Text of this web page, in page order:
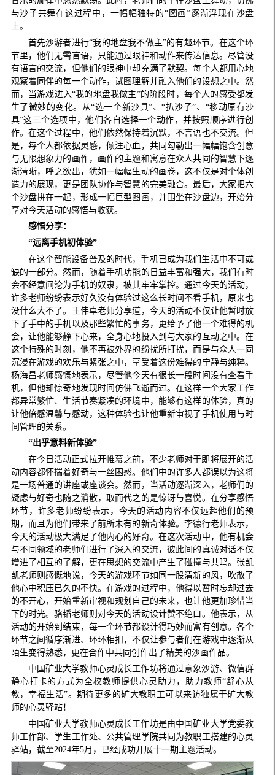
与沙子共舞在这过程中，一幅幅独特的“图画”逐渐浮现在沙盘
上。
首先沙游者进行“我的地盘我不做主”的有趣环节。在这个环
节里，他们无需言语，只能通过眼神和动作来传达信息。尽管没
有语言的交流，但他们的眼神中却充满了默契。每个人都用心地
观察着同伴的每一个动作，试图理解并融入他们的设想之中。然
而，当游戏进入“我的地盘我做主”的阶段时，每个人的感受都发
生了微妙的变化。从“选一个新沙具”、“扒沙子”、“移动原有沙
具”这三个选项中，他们各自选择一个动作，并按照顺序进行创
作。在这个过程中，他们依然保持着沉默，不言语也不交流。但
是，每个人都依据灵感，倾注心血，共同勾勒出一幅幅饱含创意
与无限想象力的画作，画作的主题和寓意在众人共同的智慧下逐
渐清晰，呼之欲出，犹如一幅幅生动的画卷，这不仅是对个体创
造力的展现，更是团队协作与智慧的完美融合。最后，大家把六
个沙盘拼在一起，形成一幅巨型图画，并围坐在沙盘边，开始分
享对今天活动的感悟与收获。
感悟分享：
“远离手机初体验”
在这个智能设备普及的时代，手机已成为我们生活中不可或
缺的一部分。然而，随着手机功能的日益丰富和强大，我们有时
会不经意间沦为手机的奴隶，被其牢牢掌控。通过今天的活动，
许多老师纷纷表示好久没有体验过这么长时间不看手机，原来也
没什么大不了。王伟卓老师分享道，今天的活动不仅让他暂时放
下了手中的手机以及那些繁忙的事务，更给予了他一个难得的机
会，让他能够静下心来，全身心地投入到与大家的互动之中。在
这个特殊的时刻，他不再被外界的纷扰所打扰，而是与众人一同
沉浸在游戏的欢乐与紧张之中，享受着这份难得的宁静与纯粹。
杨海昌老师感慨地表示，尽管他今天有很长一段时间没有查看手
机，但他却惊奇地发现时间仿佛飞逝而过。在这样一个大家工作
都异常繁忙、生活节奏紧凑的环境中，能够有这样的体验，真的
让他倍感温馨与感动，这种体验也让他重新审视了手机使用与时
间管理的关系。
“出乎意料新体验”
在今日活动正式拉开帷幕之前，不少老师对于即将展开的活
动内容都怀揣着好奇与一丝困惑。他们中的许多人都误以为这将
是一场普通的讲座或座谈会。然而，当活动逐渐深入，老师们的
疑虑与好奇也随之消散，取而代之的是惊讶与喜悦。在分享感悟
环节，许多老师纷纷表示，今天的活动内容不仅远超他们的预
期，而且为他们带来了前所未有的新奇体验。李德行老师表示，
今天的活动极大满足了他内心的好奇。在这次活动中，他有机会
与不同领域的老师们进行了深入的交流，彼此间的真诚对话不仅
增进了相互的了解，更在思想的交流中产生了碰撞与共鸣。张凯
凯老师则感慨地说，今天的游戏环节如同一股清新的风，吹散了
他心中积压已久的不快。在游戏的过程中，他得以暂时忘却过去
的不开心，开始重新审视和规划自己的未来，也让他更加珍惜当
下的时光。骆韬老师则对今天的活动设计赞不绝口。他表示，从
活动的开始到结束，每一个环节都设计得巧妙而富有创意。各个
环节之间循序渐进、环环相扣，不仅让参与者们在游戏中逐渐从
陌生变得熟悉，更在合作中共同创作出了精美的沙画作品。
中国矿业大学教师心灵成长工作坊将通过意象沙游、微信群
静心打卡的方式为全校教师提供心灵助力，助力教师“舒心从
教，幸福生活”。期待更多的矿大教职工可以来访独属于矿大教
师的心灵驿站！
中国矿业大学教师心灵成长工作坊是由中国矿业大学党委教
师工作部、学生工作处、公共管理学院共同为教职工搭建的心灵
驿站，截至2024年5月，已经成功开展十一期主题活动。